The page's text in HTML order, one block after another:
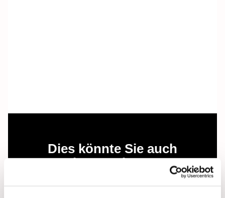
Dies könnte Sie auch
interessieren